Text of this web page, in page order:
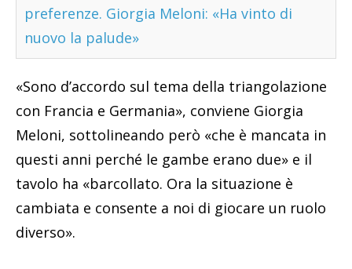
preferenze. Giorgia Meloni: «Ha vinto di
nuovo la palude»
«Sono d’accordo sul tema della triangolazione
con Francia e Germania», conviene Giorgia
Meloni, sottolineando però «che è mancata in
questi anni perché le gambe erano due» e il
tavolo ha «barcollato. Ora la situazione è
cambiata e consente a noi di giocare un ruolo
diverso».